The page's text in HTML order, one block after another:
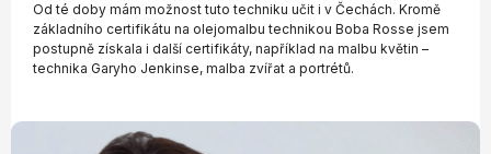
Od té doby mám možnost tuto techniku učit i v Čechách. Kromě
základního certifikátu na olejomalbu technikou Boba Rosse jsem
postupně získala i další certifikáty, například na malbu květin –
technika Garyho Jenkinse, malba zvířat a portrétů.